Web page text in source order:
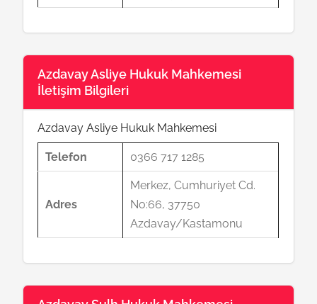
Azdavay Asliye Hukuk Mahkemesi
İletişim Bilgileri
Azdavay Asliye Hukuk Mahkemesi
Telefon 0366 717 1285
Adres
Merkez, Cumhuriyet Cd.
No:66, 37750
Azdavay/Kastamonu